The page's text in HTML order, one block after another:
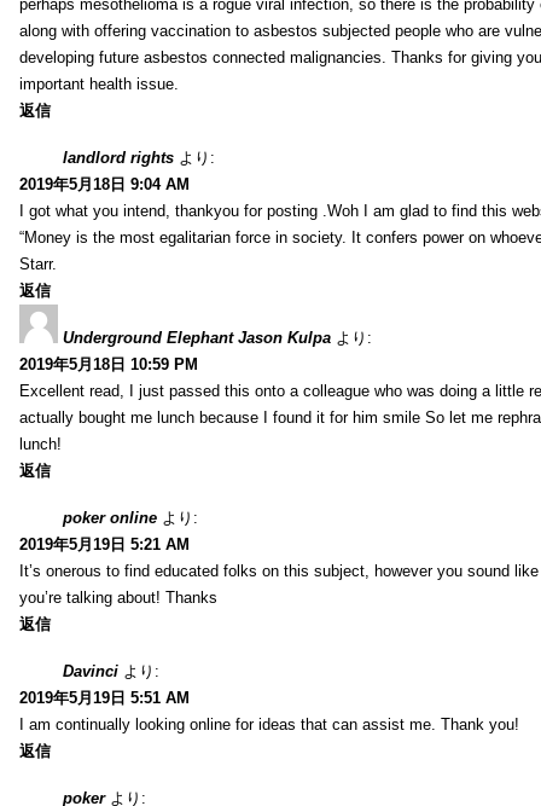
perhaps mesothelioma is a rogue viral infection, so there is the
along with offering vaccination to asbestos subjected people who are
developing future asbestos connected malignancies. Thanks for giving
important health issue.
返信
landlord rights より:
2019年5月18日 9:04 AM
I got what you intend, thankyou for posting .Woh I am glad to find this
“Money is the most egalitarian force in society. It confers power on
Starr.
返信
Underground Elephant Jason Kulpa より:
2019年5月18日 10:59 PM
Excellent read, I just passed this onto a colleague who was doing a little
actually bought me lunch because I found it for him smile So let me
lunch!
返信
poker online より:
2019年5月19日 5:21 AM
It’s onerous to find educated folks on this subject, however you sound
you’re talking about! Thanks
返信
Davinci より:
2019年5月19日 5:51 AM
I am continually looking online for ideas that can assist me. Thank you!
返信
poker より: